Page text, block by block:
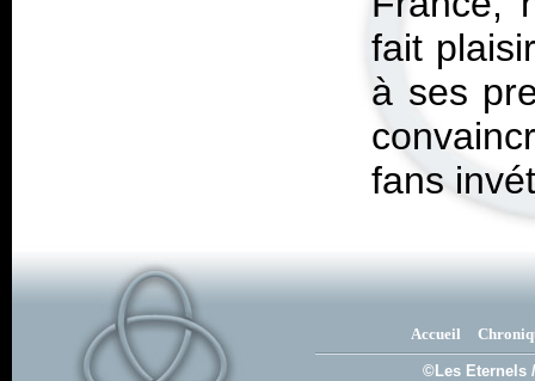
fait
à ses
fans
Accueil
©Les Eternels